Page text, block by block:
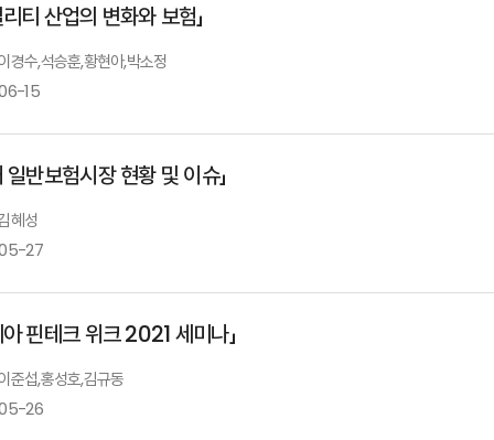
축 사
이태기 금융감독원 보험리스크총괄팀 팀장
보험회사대체투자현황과과제
박희우 연구위원
리티 산업의 변화와 보험」
경수,석승훈,황현아,박소정
15
Ⅰ.「자율주행 스마트 모빌리티 산업의 변화」비공개
Ⅱ.「자율주행과 모빌리티: 위험의 배분」
발표자 : 석승훈 서울대
일반보험시장 현황 및 이슈」
혜성
27
국내 일반보험의 현황과 이슈
: 산학협력의 끊어진 고리를 찾아서
아 핀테크 위크 2021 세미나」
준섭,홍성호,김규동
26